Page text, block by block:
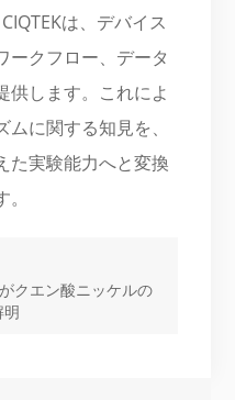
CIQTEKは、デバイス
ークフロー、データ
供します。これによ
に関する知見を、
た実験能力へと変換
クエン酸ニッケルの
明